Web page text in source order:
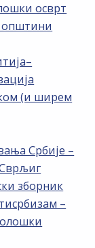
осврт
општини
(и ширем
Србије –
зборник
–